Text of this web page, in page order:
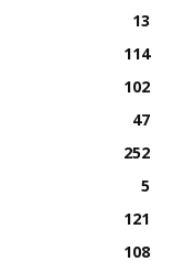
13
114
102
47
252
5
121
108